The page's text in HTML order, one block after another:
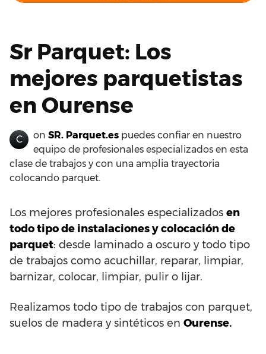
Sr Parquet: Los
mejores parquetistas
en Ourense
C on SR. Parquet.es puedes confiar en nuestro
equipo de profesionales especializados en esta
clase de trabajos y con una amplia trayectoria
colocando parquet.
Los mejores profesionales especializados en
todo tipo de instalaciones y colocación de
parquet: desde laminado a oscuro y todo tipo
de trabajos como acuchillar, reparar, limpiar,
barnizar, colocar, limpiar, pulir o lijar.
Realizamos todo tipo de trabajos con parquet,
suelos de madera y sintéticos en Ourense.